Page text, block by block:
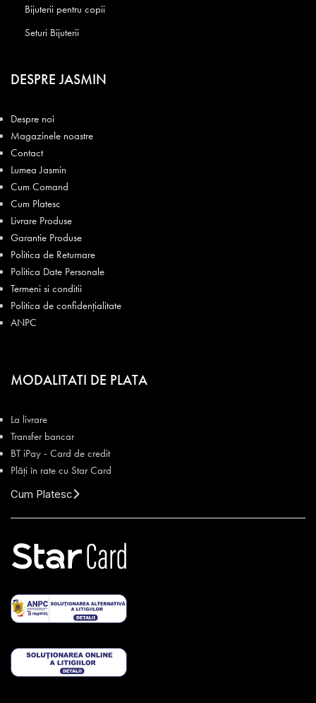
Bijuterii pentru copii
Seturi Bijuterii
DESPRE JASMIN
Despre noi
Magazinele noastre
Contact
Lumea Jasmin
Cum Comand
Cum Platesc
Livrare Produse
Garantie Produse
Politica de Returnare
Politica Date Personale
Termeni si conditii
Politica de confidențialitate
ANPC
MODALITATI DE PLATA
La livrare
Transfer bancar
BT iPay - Card de credit
Plăți în rate cu Star Card
Cum Platesc